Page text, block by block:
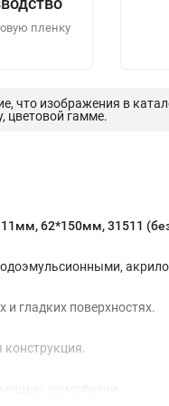
пленку
что изображения в
цветовой гамме.
62*150мм, 31511
и гладких поверхностях.
конструкция.